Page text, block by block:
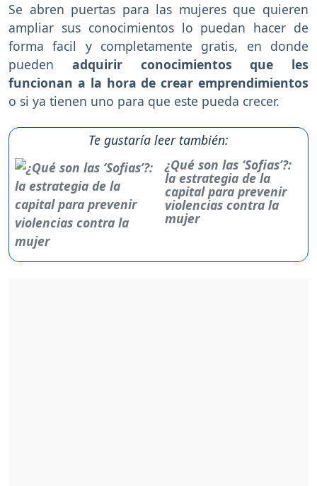
Se abren puertas para las mujeres que quieren
ampliar sus conocimientos lo puedan hacer de
forma facil y completamente gratis, en donde
pueden adquirir conocimientos que les
funcionan a la hora de crear emprendimientos
o si ya tienen uno para que este pueda crecer.
Te gustaría leer también:
¿Qué son las ‘Sofias’?:
la estrategia de la
capital para prevenir
violencias contra la
mujer